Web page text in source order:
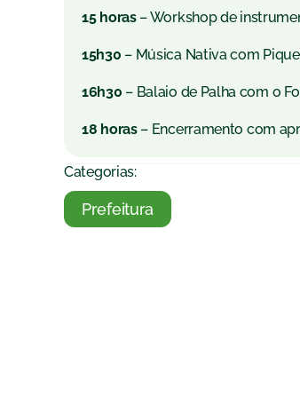
15 horas– Workshop de
15h30 – Música Nativa com
16h30 – Balaio de Palha com o
18 horas– Encerramento com
Categorias:
Prefeitura